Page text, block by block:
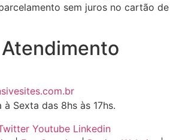
sem juros no cartão de
Sexta das 8hs às 17hs.
Youtube Linkedin